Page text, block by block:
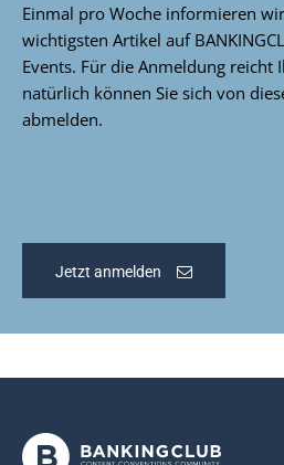
Einmal pro Woche informieren
wichtigsten Artikel auf
Events. Für die Anmeldung reicht
natürlich können Sie sich von
abmelden.
Jetzt anmelden